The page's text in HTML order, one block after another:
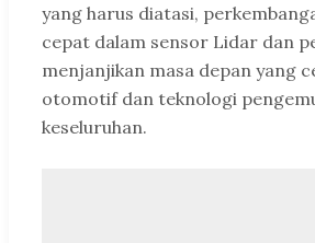
yang harus diatasi,
cepat dalam sensor Lidar dan
menjanjikan masa depan yang
otomotif dan teknologi
keseluruhan.